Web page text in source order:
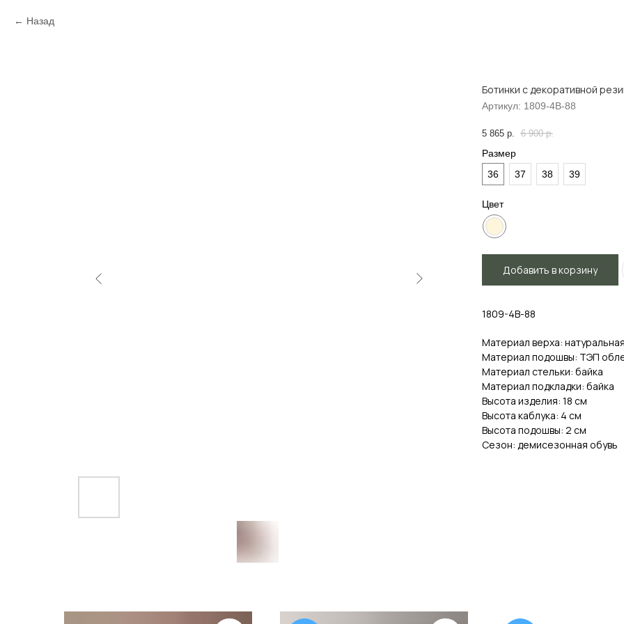
Назад
Ботинки с декоративной
Артикул: 1809-4В-88
5 865 р. 6 900 р.
Размер
36
37 38 39
Цвет
Добавить в корзину
1809-4В-88
Материал верха:
Материал подошвы: ТЭП
Материал стельки: байка
Материал подкладки: байка
Высота изделия: 18 см
Высота каблука: 4 см
Высота подошвы: 2 см
Сезон: демисезонная обувь